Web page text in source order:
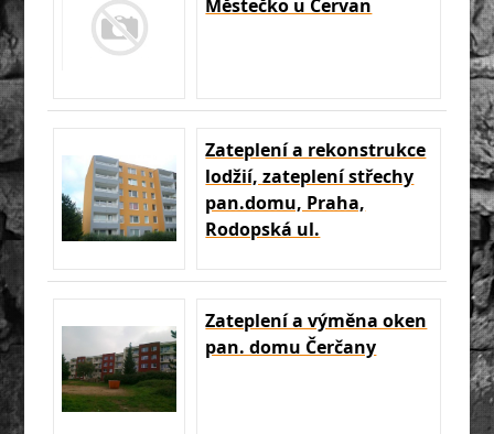
Městečko u Červan
Zateplení a rekonstrukce
lodžií, zateplení střechy
pan.domu, Praha,
Rodopská ul.
Zateplení a výměna oken
pan. domu Čerčany